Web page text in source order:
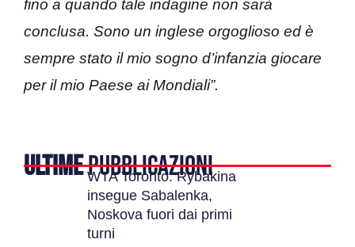
fino a quando tale indagine non sarà
conclusa. Sono un inglese orgoglioso ed è
sempre stato il mio sogno d’infanzia giocare
per il mio Paese ai Mondiali”.
ULTIMEPUBBLICAZIONI
WTA Toronto: Rybakina
insegue Sabalenka,
Noskova fuori dai primi
turni